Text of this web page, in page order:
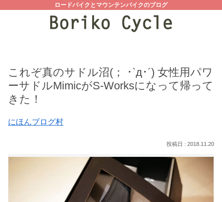
ロードバイクとマウンテンバイクのブログ
これぞ真のサドル沼(； ･`д･´) 女性用パワ
ーサドルMimicがS-Worksになって帰って
きた！
にほんブログ村
2018.11.20